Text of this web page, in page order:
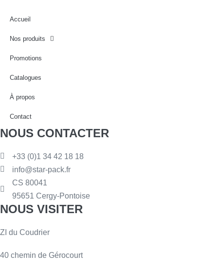
Accueil
Nos produits
Promotions
Catalogues
À propos
Contact
NOUS CONTACTER
+33 (0)1 34 42 18 18
info@star-pack.fr
CS 80041
95651 Cergy-Pontoise
NOUS VISITER
ZI du Coudrier
40 chemin de Gérocourt